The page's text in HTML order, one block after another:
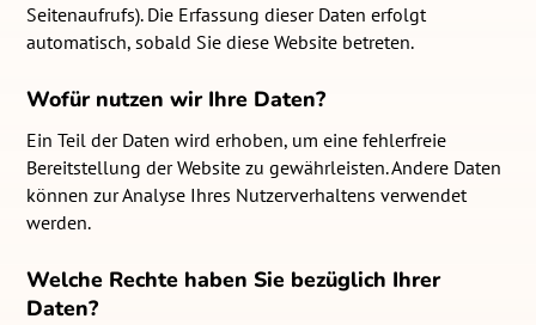
Seitenaufrufs). Die Erfassung dieser Daten erfolgt
automatisch, sobald Sie diese Website betreten.
Wofür nutzen wir Ihre Daten?
Ein Teil der Daten wird erhoben, um eine fehlerfreie
Bereitstellung der Website zu gewährleisten. Andere Daten
können zur Analyse Ihres Nutzerverhaltens verwendet
werden.
Welche Rechte haben Sie bezüglich Ihrer
Daten?